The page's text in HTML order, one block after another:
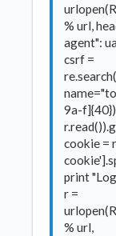
% url,
agent":
csrf =
9a-
cookie =
print
r =
% url,